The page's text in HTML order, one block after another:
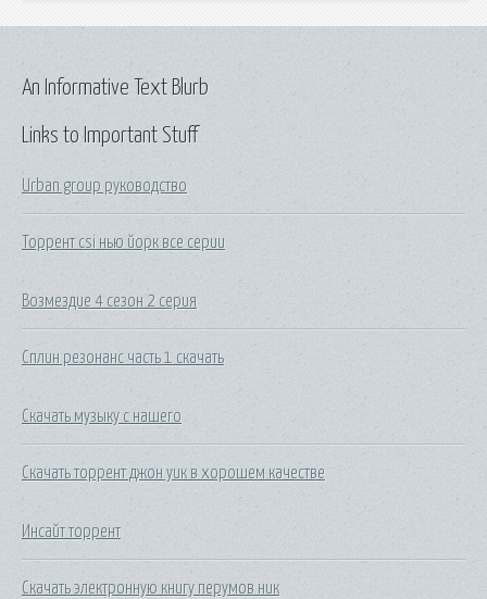
Links to Important Stuff
Urban group руководство
Торрент csi нью йорк все серии
Возмездие 4 сезон 2 серия
Сплин резонанс часть 1 скачать
Скачать музыку с нашего
Скачать торрент джон уик в хорошем качестве
Инсайт торрент
Скачать электронную книгу перумов ник
An Informative Text Blurb